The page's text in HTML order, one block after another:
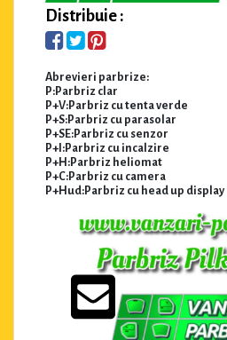
Distribuie :
Abrevieri parbrize:
P:Parbriz clar
P+V:Parbriz cu tenta verde
P+S:Parbriz cu parasolar
P+SE:Parbriz cu senzor
P+I:Parbriz cu incalzire
P+H:Parbriz heliomat
P+C:Parbriz cu camera
P+Hud:Parbriz cu head up display